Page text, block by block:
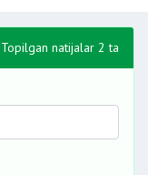
Topilgan natijalar 2 ta